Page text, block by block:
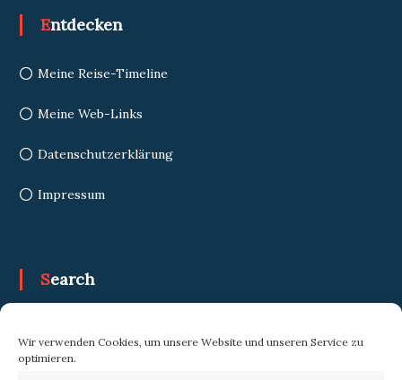
Wir verwenden Cookies, um unsere Website und unseren Service zu
optimieren.
Entdecken
Meine Reise-Timeline
Meine Web-Links
Datenschutzerklärung
Impressum
Search
for: